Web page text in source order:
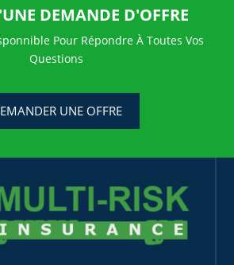
DEMANDE D'OFFRE
Pour Répondre À Toutes Vos
Questions
UNE OFFRE